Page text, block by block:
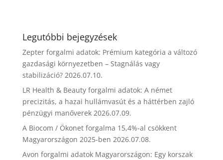
Legutóbbi bejegyzések
Zepter forgalmi adatok: Prémium kategória a változó
gazdasági környezetben – Stagnálás vagy
stabilizáció? 2026.07.10.
LR Health & Beauty forgalmi adatok: A német
precizitás, a hazai hullámvasút és a háttérben zajló
pénzügyi manőverek 2026.07.09.
A Biocom / Ökonet forgalma 15,4%-al csökkent
Magyarországon 2025-ben 2026.07.08.
Avon forgalmi adatok Magyarországon: Egy korszak